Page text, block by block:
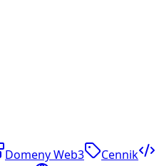
Domeny Web3
Cennik